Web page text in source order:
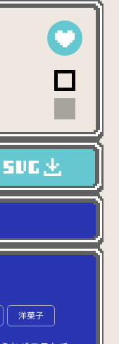
洋菓子